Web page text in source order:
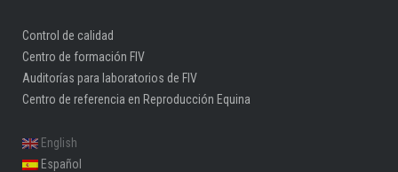
Control de calidad
Centro de formación FIV
Auditorías para laboratorios de FIV
Centro de referencia en Reproducción Equina
English
Español